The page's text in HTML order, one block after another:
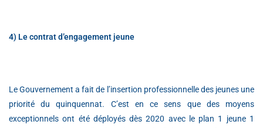
4) Le contrat d’engagement jeune
Le Gouvernement a fait de l’insertion professionnelle des jeunes une
priorité du quinquennat. C’est en ce sens que des moyens
exceptionnels ont été déployés dès 2020 avec le plan 1 jeune 1